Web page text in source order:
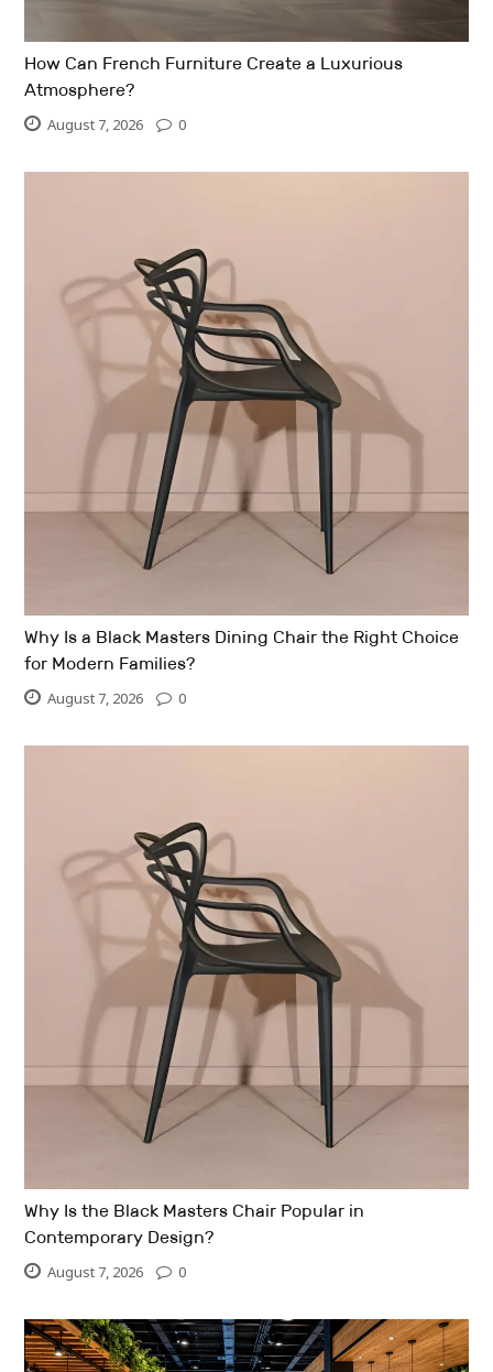
How Can French Furniture Create a Luxurious
Atmosphere?
August 7, 2026 0
Why Is a Black Masters Dining Chair the Right Choice
for Modern Families?
August 7, 2026 0
Why Is the Black Masters Chair Popular in
Contemporary Design?
August 7, 2026 0